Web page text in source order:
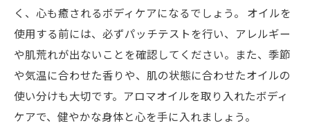
く、心も癒されるボディケアになるでしょう。 オイルを
使用する前には、必ずパッチテストを行い、アレルギー
や肌荒れが出ないことを確認してください。また、季節
や気温に合わせた香りや、肌の状態に合わせたオイルの
使い分けも大切です。アロマオイルを取り入れたボディ
ケアで、健やかな身体と心を手に入れましょう。